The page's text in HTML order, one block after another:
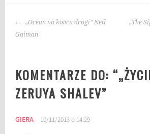
i
r
NAWIGACJA
WPISU
„Ocean na końcu drogi” Neil
Gaiman
„The
KOMENTARZE DO: “
ZERUYA SHALEV”
GIERA 19/11/2013 o 14:29